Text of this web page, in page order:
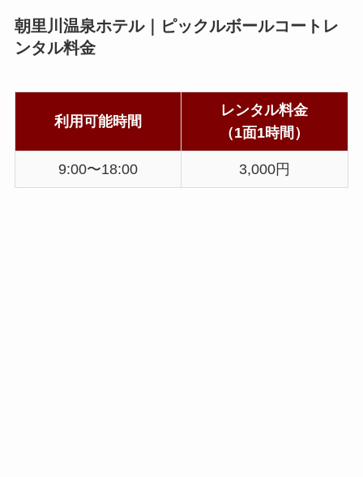
朝里川温泉ホテル｜ピックルボールコートレ
ンタル料金
利用可能時間
レンタル料金
（1面1時間）
9:00〜18:00 3,000円